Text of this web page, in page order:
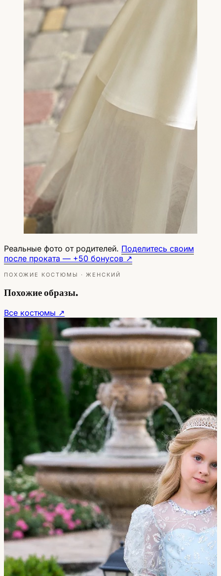
Реальные фото от родителей. Поделитесь своим
после проката — +50 бонусов ↗
ПОХОЖИЕ КОСТЮМЫ · ЖЕНСКИЙ
Похожие образы.
Все костюмы ↗